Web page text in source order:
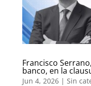
Francisco
banco, en la
Jun 4, 2026| Sin